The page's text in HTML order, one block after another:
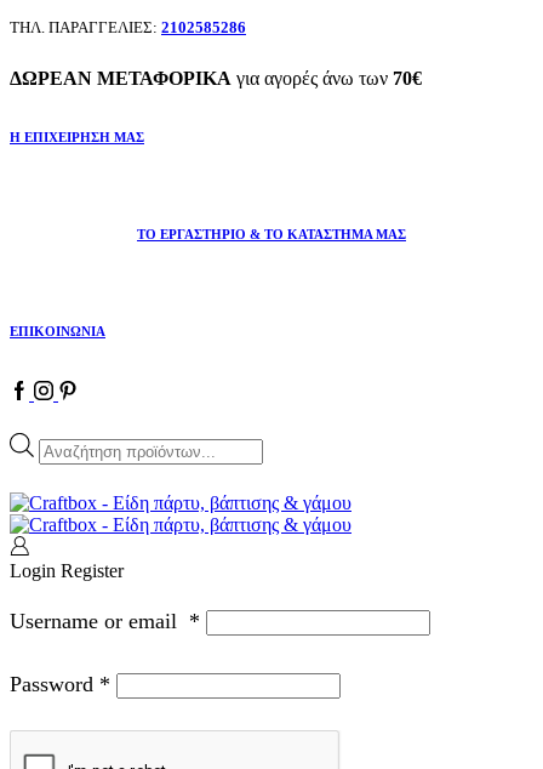
ΤΗΛ. ΠΑΡΑΓΓΕΛΙΕΣ: 2102585286
ΔΩΡΕΑΝ ΜΕΤΑΦΟΡΙΚΑ για αγορές άνω των 70€
Η ΕΠΙΧΕΙΡΗΣΗ ΜΑΣ
ΤΟ ΕΡΓΑΣΤΗΡΙΟ & ΤΟ ΚΑΤΑΣΤΗΜΑ ΜΑΣ
ΕΠΙΚΟΙΝΩΝΙΑ
Facebook
Instagram
Pinterest
Products
search
Login Register
Username or email *
Password *